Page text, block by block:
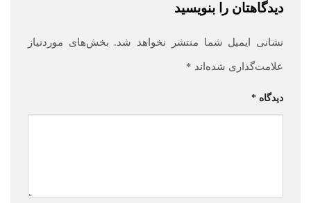
دیدگاهتان را بنویسید
نشانی ایمیل شما منتشر نخواهد شد. بخش‌های موردنیاز
علامت‌گذاری شده‌اند *
دیدگاه *